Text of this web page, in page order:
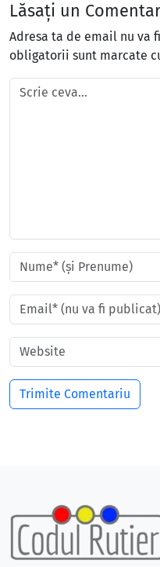
Lăsați un
Adresa ta de email nu va
obligatorii sunt marcate